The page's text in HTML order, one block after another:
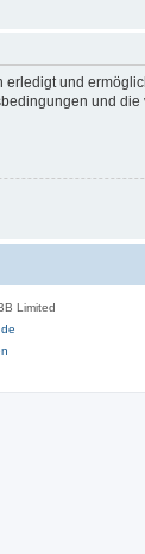
und
und
Limited